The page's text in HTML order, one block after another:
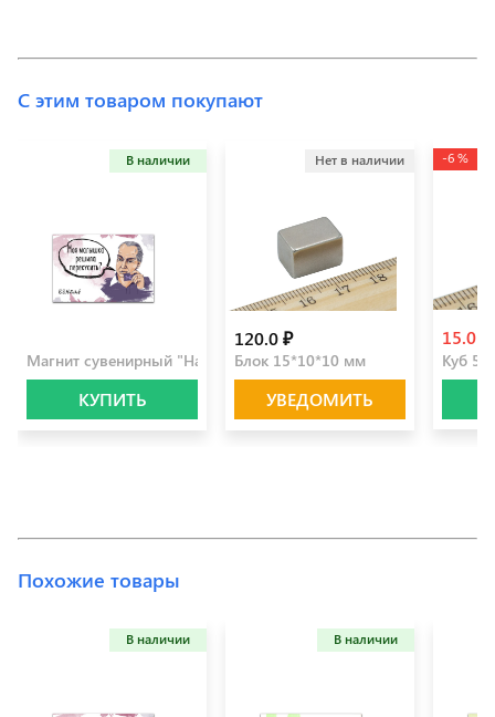
С этим товаром покупают
В наличии
Магнит сувенирный "Набоков"
КУПИТЬ
Нет в наличии
120.0 ₽
Блок 15*10*10 мм
УВЕДОМИТЬ
-6 %
15.0 ₽
Куб
Похожие товары
В наличии В наличии